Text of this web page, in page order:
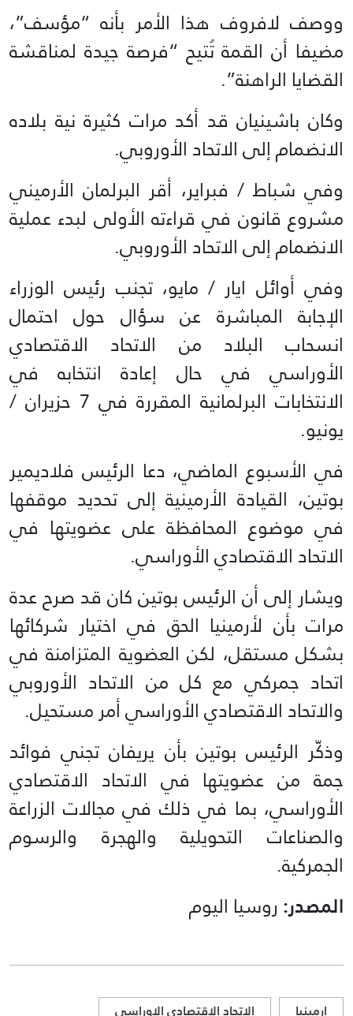
ووصف لافروف هذا الأمر بأنه “مؤسف”،
مضيفا أن القمة تُتيح “فرصة جيدة لمناقشة
القضايا الراهنة”.
وكان باشينيان قد أكد مرات كثيرة نية بلاده
الانضمام إلى الاتحاد الأوروبي.
وفي شباط / فبراير، أقر البرلمان الأرميني
مشروع قانون في قراءته الأولى لبدء عملية
الانضمام إلى الاتحاد الأوروبي.
وفي أوائل ايار / مايو، تجنب رئيس الوزراء
الإجابة المباشرة عن سؤال حول احتمال
انسحاب البلاد من الاتحاد الاقتصادي
الأوراسي في حال إعادة انتخابه في
الانتخابات البرلمانية المقررة في 7 حزيران /
يونيو.
في الأسبوع الماضي، دعا الرئيس فلاديمير
بوتين، القيادة الأرمينية إلى تحديد موقفها
في موضوع المحافظة على عضويتها في
الاتحاد الاقتصادي الأوراسي.
ويشار إلى أن الرئيس بوتين كان قد صرح عدة
مرات بأن لأرمينيا الحق في اختيار شركائها
بشكل مستقل، لكن العضوية المتزامنة في
اتحاد جمركي مع كل من الاتحاد الأوروبي
والاتحاد الاقتصادي الأوراسي أمر مستحيل.
وذكّر الرئيس بوتين بأن يريفان تجني فوائد
جمة من عضويتها في الاتحاد الاقتصادي
الأوراسي، بما في ذلك في مجالات الزراعة
والصناعات التحويلية والهجرة والرسوم
الجمركية.
المصدر: روسيا اليوم
ارمينيا الاتحاد الاقتصادي الاوراسي